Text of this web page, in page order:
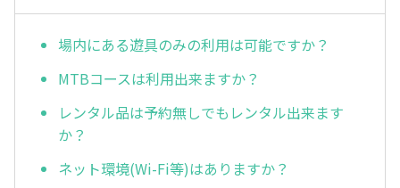
場内にある遊具のみの利用は可能ですか？
MTBコースは利用出来ますか？
レンタル品は予約無しでもレンタル出来ます
か？
ネット環境(Wi-Fi等)はありますか？